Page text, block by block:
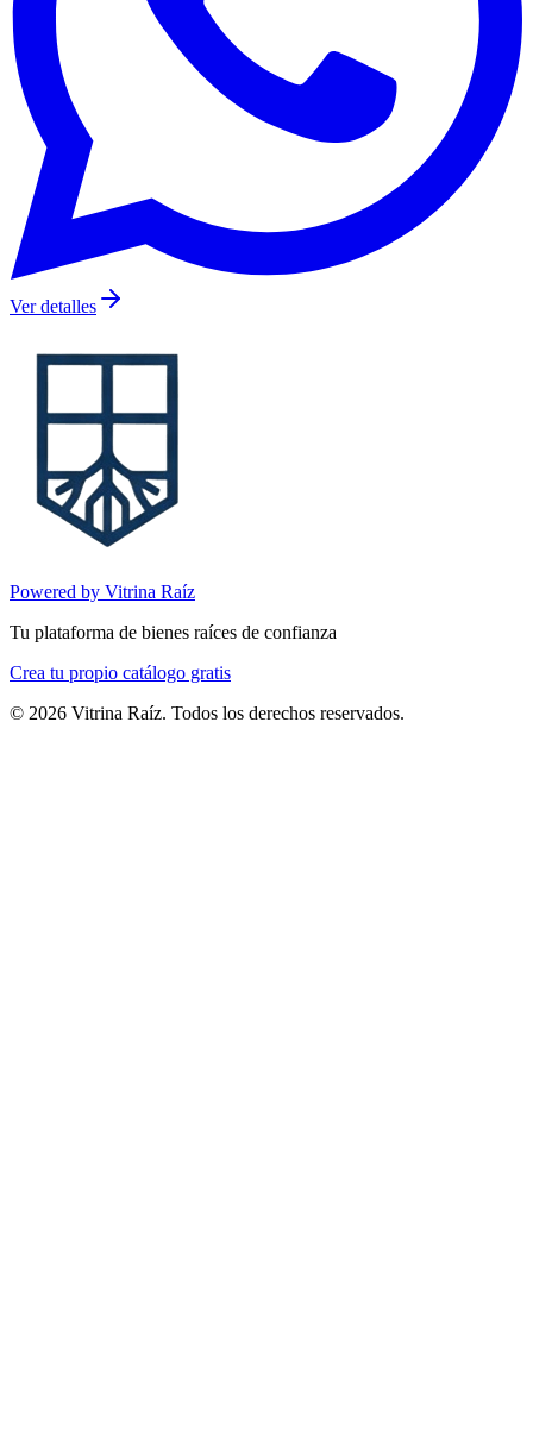
Ver detalles
Powered by Vitrina Raíz
Tu plataforma de bienes raíces de confianza
Crea tu propio catálogo gratis
© 2026 Vitrina Raíz. Todos los derechos reservados.